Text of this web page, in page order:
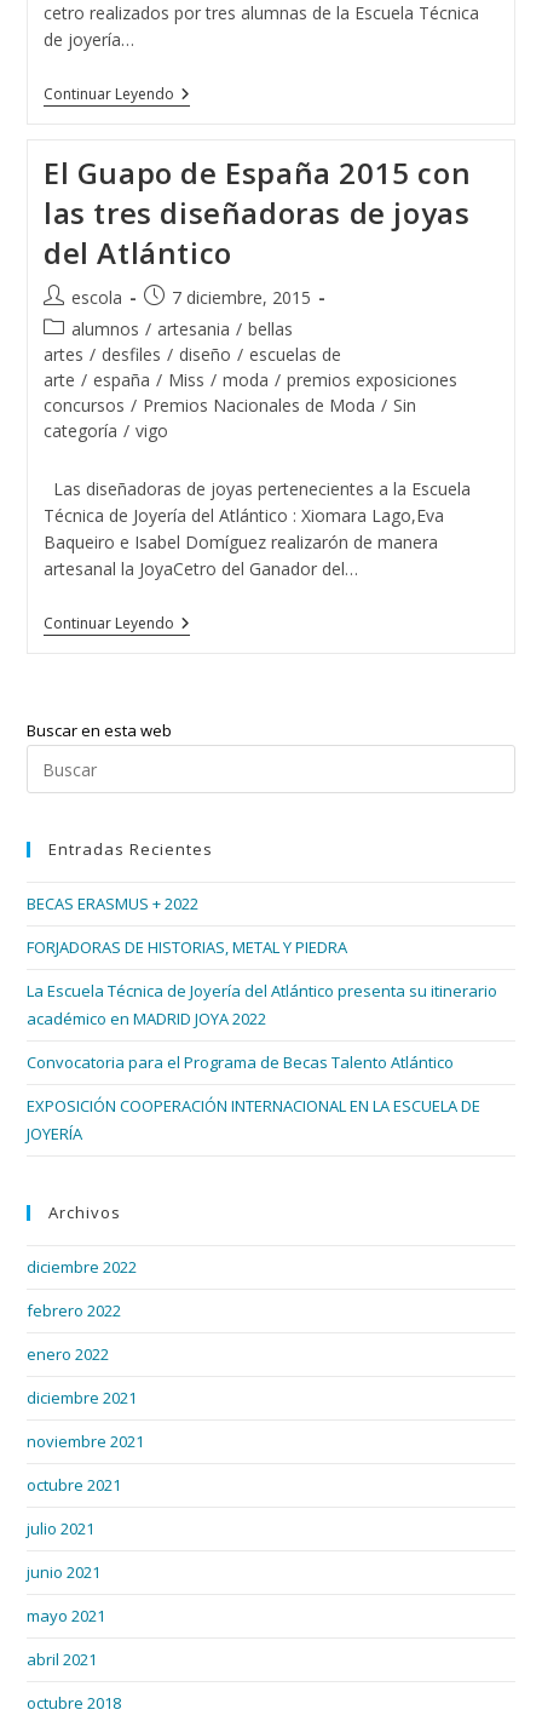
cetro realizados por tres alumnas de la Escuela Técnica
de joyería…
Continuar LeyendoRey
&
España
Con
Joyas
De
La
Escuela
De
Joyería
Del
Atlántico
El Guapo de España 2015 con
las tres diseñadoras de joyas
del Atlántico
Autor
de
la
entrada:
escola
Publicación
de
la
entrada:
7 diciembre, 2015
Categoría
de
la
entrada:
alumnos / artesania / bellas
artes / desfiles / diseño / escuelas de
arte / españa / Miss / moda / premios exposiciones
concursos / Premios Nacionales de Moda / Sin
categoría / vigo
Las diseñadoras de joyas pertenecientes a la Escuela
Técnica de Joyería del Atlántico : Xiomara Lago,Eva
Baqueiro e Isabel Domíguez realizarón de manera
artesanal la JoyaCetro del Ganador del…
Continuar LeyendoEl
Guapo
Las
De
Atlántico
Buscar en esta web
Entradas Recientes
BECAS ERASMUS + 2022
FORJADORAS DE HISTORIAS, METAL Y PIEDRA
La Escuela Técnica de Joyería del Atlántico presenta su itinerario
académico en MADRID JOYA 2022
Convocatoria para el Programa de Becas Talento Atlántico
EXPOSICIÓN COOPERACIÓN INTERNACIONAL EN LA ESCUELA DE
JOYERÍA
Archivos
diciembre 2022
febrero 2022
enero 2022
diciembre 2021
noviembre 2021
octubre 2021
julio 2021
junio 2021
mayo 2021
abril 2021
octubre 2018